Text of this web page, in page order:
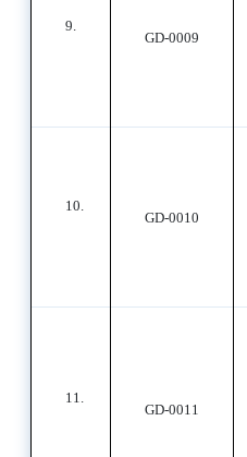
9.
GD-0009
10.
GD-0010
11.
GD-0011